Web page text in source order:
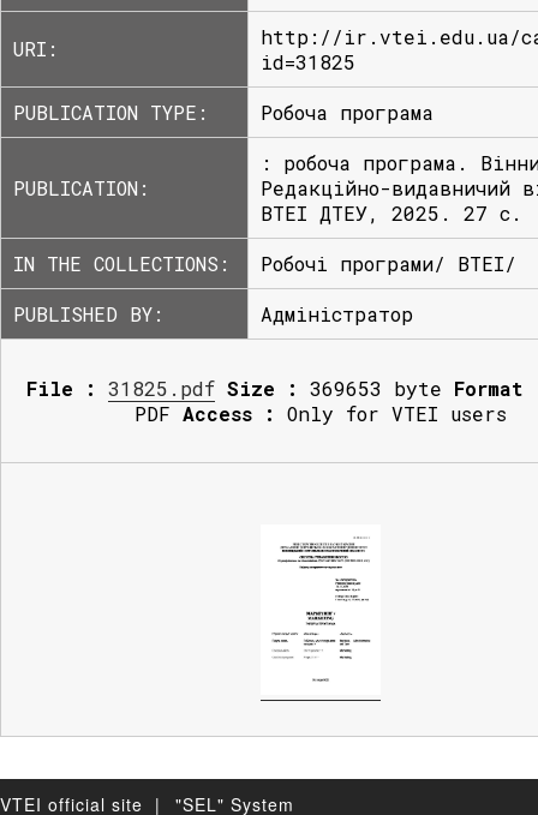
URI:
http://ir.vtei.edu.ua/
id=31825
PUBLICATION TYPE:
Робоча програма
PUBLICATION:
: робоча програма.
Редакційно-видавничий
ВТЕІ ДТЕУ, 2025. 27 с.
IN THE COLLECTIONS:
Робочі програми/ ВТЕІ/
PUBLISHED BY:
Адміністратор
File : 31825.pdf Size : 369653 byte Format
PDF Access : Only for VTEI users
VTEI official site | "SEL" System